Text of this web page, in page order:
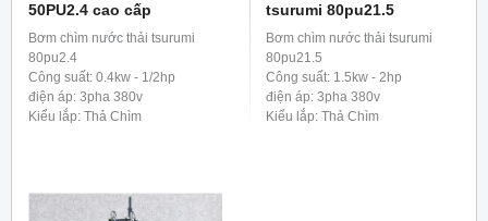
50PU2.4 cao cấp
Bơm chìm nước thải tsurumi
80pu2.4
Công suất: 0.4kw - 1/2hp
điện áp: 3pha 380v
Kiểu lắp: Thả Chìm
tsurumi 80pu21.5
Bơm chìm nước thải tsurumi
80pu21.5
Công suất: 1.5kw - 2hp
điện áp: 3pha 380v
Kiểu lắp: Thả Chìm